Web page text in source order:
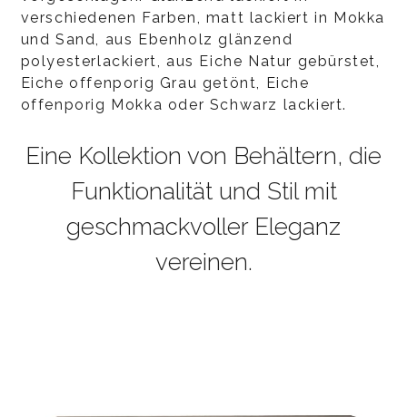
verschiedenen Farben, matt lackiert in Mokka
und Sand, aus Ebenholz glänzend
polyesterlackiert, aus Eiche Natur gebürstet,
Eiche offenporig Grau getönt, Eiche
offenporig Mokka oder Schwarz lackiert.
Eine Kollektion von Behältern, die
Funktionalität und Stil mit
geschmackvoller Eleganz
vereinen.